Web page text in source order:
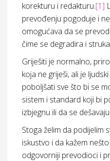
korekturu i redakturu.[1]
prevođenju pogoduje i
omogućava da se
čime se degradira i
Griješiti je normalno,
koja ne griješi, ali je
poboljšati sve što bi se
sistem i standard koji bi
izbjegnu ili da se
Stoga želim da podijelim
iskustvo i da kažem
odgovorniji prevodioci i